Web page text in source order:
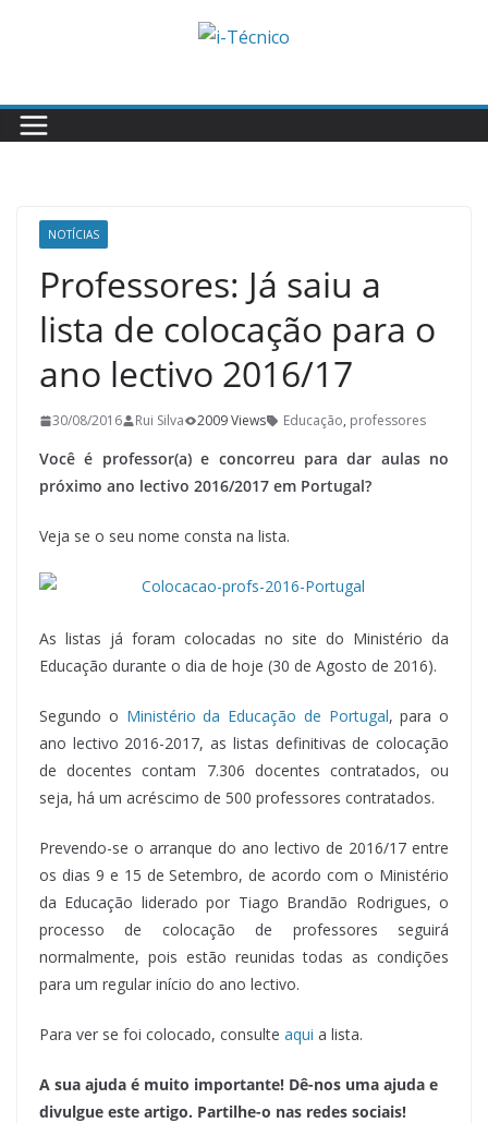
NOTÍCIAS
Professores: Já saiu a
lista de colocação para o
ano lectivo 2016/17
30/08/2016 Rui Silva 2009 Views Educação, professores
Você é professor(a) e concorreu para dar aulas no
próximo ano lectivo 2016/2017 em Portugal?
Veja se o seu nome consta na lista.
As listas já foram colocadas no site do Ministério da
Educação durante o dia de hoje (30 de Agosto de 2016).
Segundo o Ministério da Educação de Portugal, para o
ano lectivo 2016-2017, as listas definitivas de colocação
de docentes contam 7.306 docentes contratados, ou
seja, há um acréscimo de 500 professores contratados.
Prevendo-se o arranque do ano lectivo de 2016/17 entre
os dias 9 e 15 de Setembro, de acordo com o Ministério
da Educação liderado por Tiago Brandão Rodrigues, o
processo de colocação de professores seguirá
normalmente, pois estão reunidas todas as condições
para um regular início do ano lectivo.
Para ver se foi colocado, consulte aqui a lista.
A sua ajuda é muito importante! Dê-nos uma ajuda e
divulgue este artigo. Partilhe-o nas redes sociais!